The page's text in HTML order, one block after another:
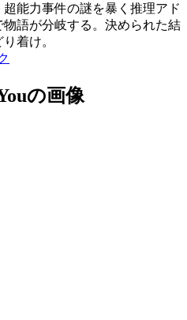
能力事件の謎を暴く推理アド
語が分岐する。決められた結
着け。
の画像